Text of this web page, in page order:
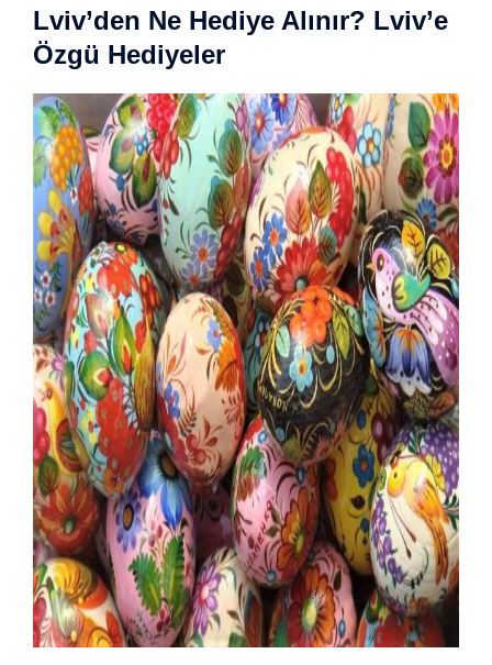
Lviv’den Ne Hediye Alınır? Lviv’e
Özgü Hediyeler